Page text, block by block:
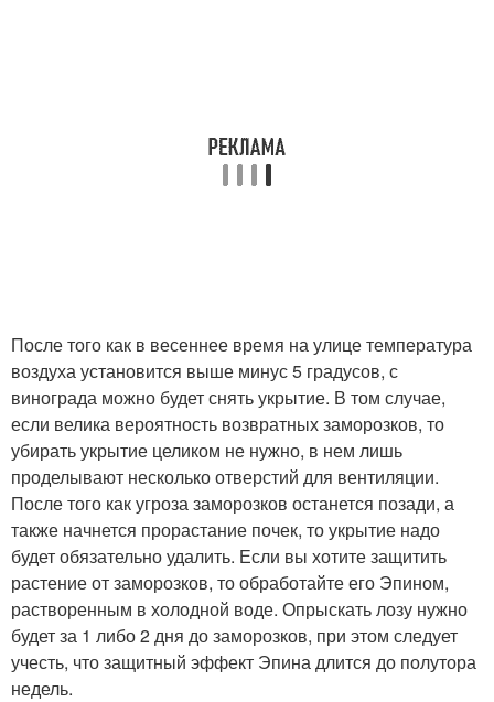
После того как в весеннее время на улице температура
воздуха установится выше минус 5 градусов, с
винограда можно будет снять укрытие. В том случае,
если велика вероятность возвратных заморозков, то
убирать укрытие целиком не нужно, в нем лишь
проделывают несколько отверстий для вентиляции.
После того как угроза заморозков останется позади, а
также начнется прорастание почек, то укрытие надо
будет обязательно удалить. Если вы хотите защитить
растение от заморозков, то обработайте его Эпином,
растворенным в холодной воде. Опрыскать лозу нужно
будет за 1 либо 2 дня до заморозков, при этом следует
учесть, что защитный эффект Эпина длится до полутора
недель.